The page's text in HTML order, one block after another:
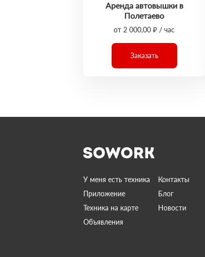
Аренда автовышки в
Полетаево
от 2 000,00 ₽ / час
Заказать
У меня есть техника
Контакты
Приложение
Блог
Техника на карте
Новости
Объявления